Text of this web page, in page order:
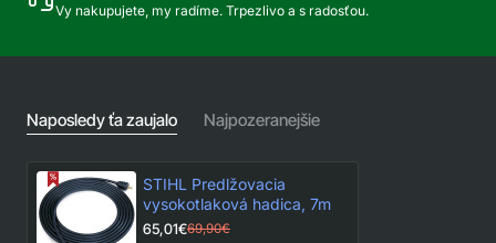
Vy nakupujete, my radíme. Trpezlivo a s radosťou.
Naposledy ťa zaujalo Najpozeranejšie
STIHL Predlžovacia
vysokotlaková hadica, 7m
65,01€69,90€